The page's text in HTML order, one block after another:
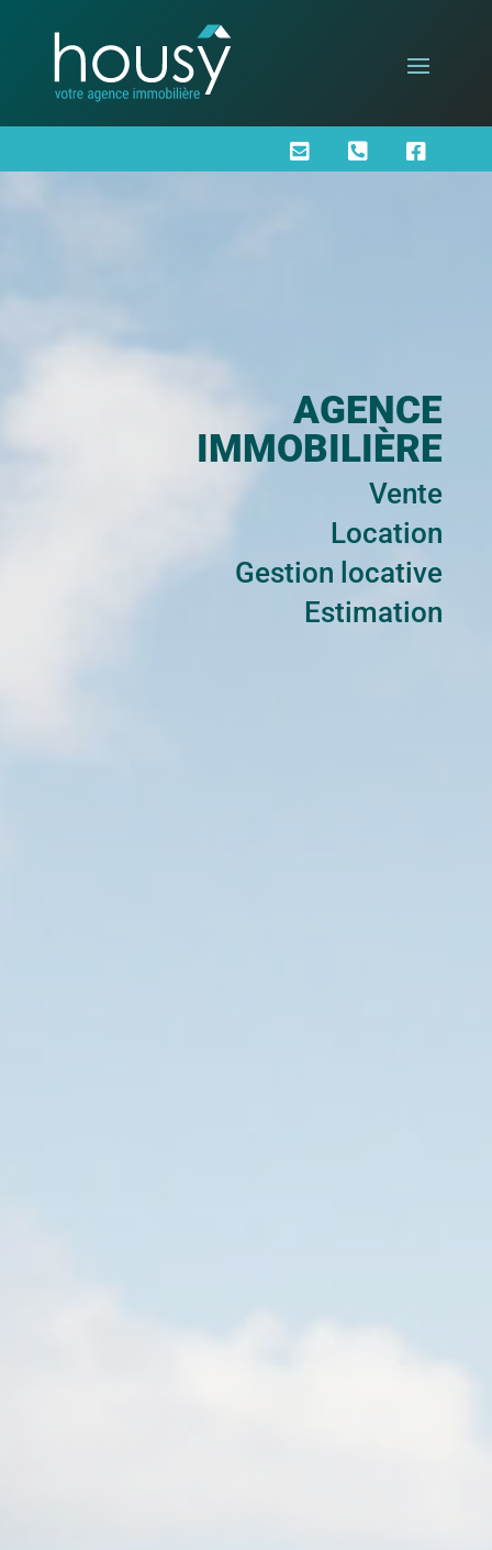
  
AGENCE
IMMOBILIÈRE
Vente
Location
Gestion locative
Estimation